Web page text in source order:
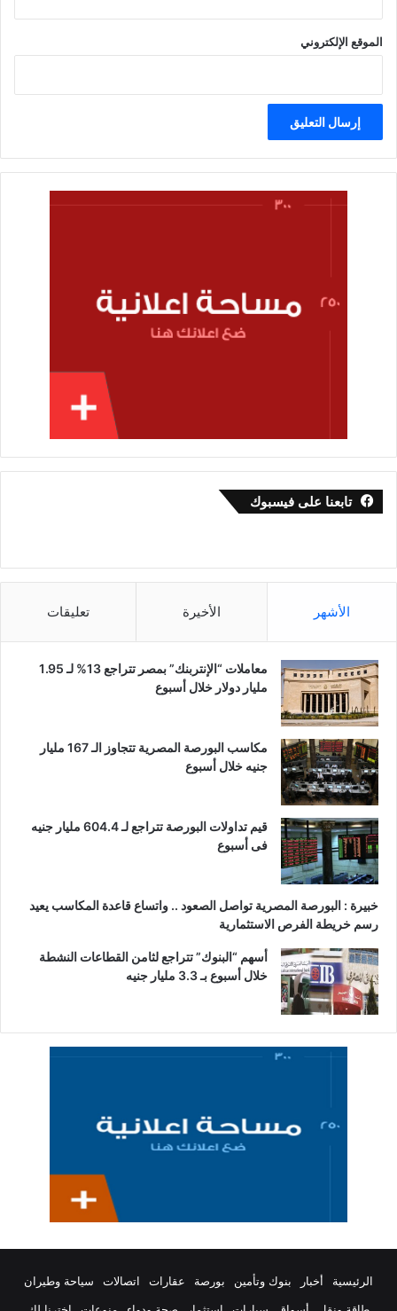
الموقع الإلكتروني
تابعنا على فيسبوك
الأشهر الأخيرة تعليقات
معاملات “الإنتربنك” بمصر تتراجع 13% لـ 1.95
مليار دولار خلال أسبوع
مكاسب البورصة المصرية تتجاوز الـ 167 مليار
جنيه خلال أسبوع
قيم تداولات البورصة تتراجع لـ 604.4 مليار جنيه
فى أسبوع
خبيرة : البورصة المصرية تواصل الصعود .. واتساع قاعدة المكاسب يعيد
رسم خريطة الفرص الاستثمارية
أسهم “البنوك” تتراجع لثامن القطاعات النشطة
خلال أسبوع بـ 3.3 مليار جنيه
الرئيسية أخبار بنوك وتأمين بورصة عقارات اتصالات
سياحة وطيران